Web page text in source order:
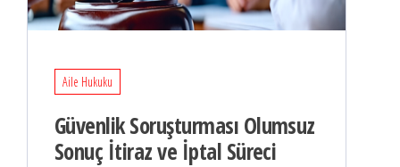
Aile Hukuku
Güvenlik Soruşturması Olumsuz
Sonuç İtiraz ve İptal Süreci